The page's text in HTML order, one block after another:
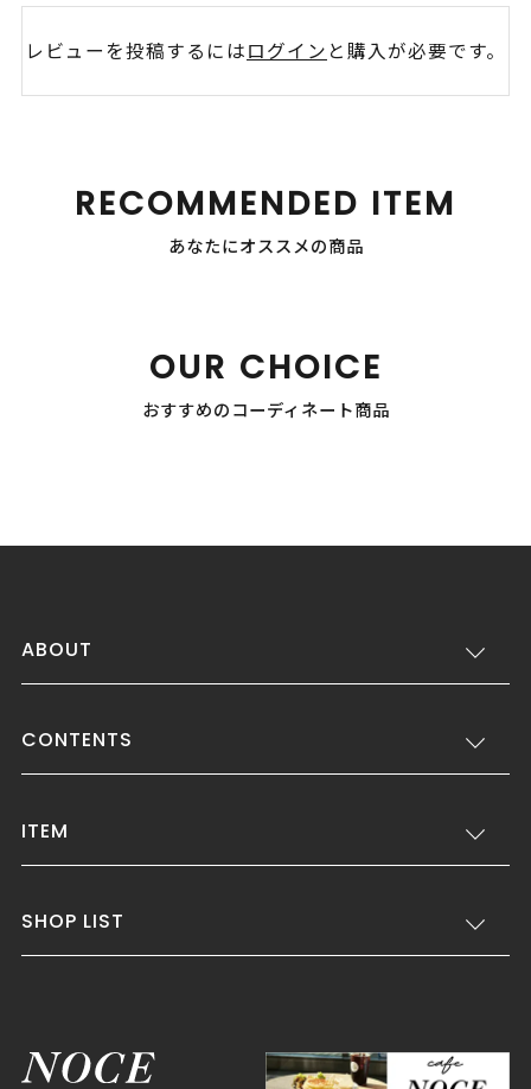
レビューを投稿するにはログイン と購入が必要です。
RECOMMENDED ITEM
あなたにオススメの商品
OUR CHOICE
おすすめのコーディネート商品
ABOUT
CONTENTS
ITEM
SHOP LIST